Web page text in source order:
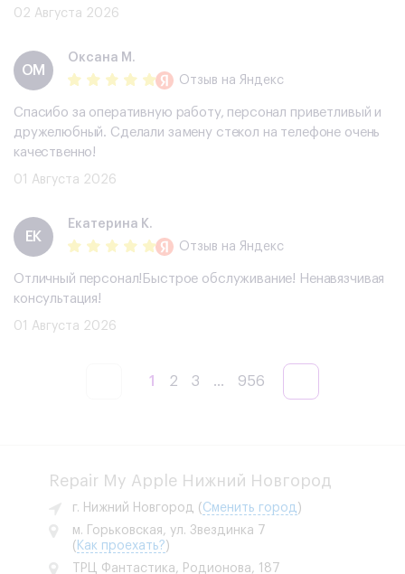
02 Августа 2026
ОМ
Оксана М.
Отзыв на Яндекс
Спасибо за оперативную работу, персонал приветливый и
дружелюбный. Сделали замену стекол на телефоне очень
качественно!
01 Августа 2026
ЕК
Екатерина К.
Отзыв на Яндекс
Отличный персонал!Быстрое обслуживание! Ненавязчивая
консультация!
01 Августа 2026
1 2 3 ... 956
Repair My Apple Нижний Новгород
г. Нижний Новгород ( Сменить город)
м. Горьковская, ул. Звездинка 7
( Как проехать?)
ТРЦ Фантастика, Родионова, 187